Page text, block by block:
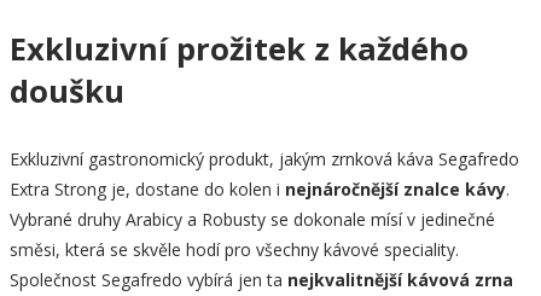
Exkluzivní prožitek z každého
doušku
Exkluzivní gastronomický produkt, jakým zrnková káva Segafredo
Extra Strong je, dostane do kolen i nejnáročnější znalce kávy.
Vybrané druhy Arabicy a Robusty se dokonale mísí v jedinečné
směsi, která se skvěle hodí pro všechny kávové speciality.
Společnost Segafredo vybírá jen ta nejkvalitnější kávová zrna